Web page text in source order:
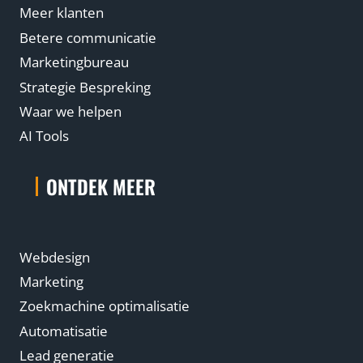
Meer klanten
Betere communicatie
Marketingbureau
Strategie Bespreking
Waar we helpen
AI Tools
ONTDEK MEER
Webdesign
Marketing
Zoekmachine optimalisatie
Automatisatie
Lead generatie